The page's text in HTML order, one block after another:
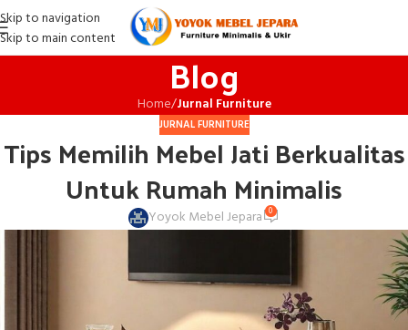
Skip to navigation
Skip to main content
Blog
Home/Jurnal Furniture
JURNAL FURNITURE
Tips Memilih Mebel Jati Berkualitas
Untuk Rumah Minimalis
Yoyok Mebel Jepara 0